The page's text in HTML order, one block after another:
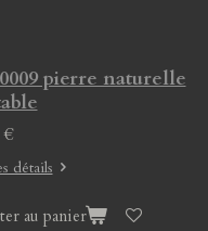
pierre naturelle
€
détails
au panier